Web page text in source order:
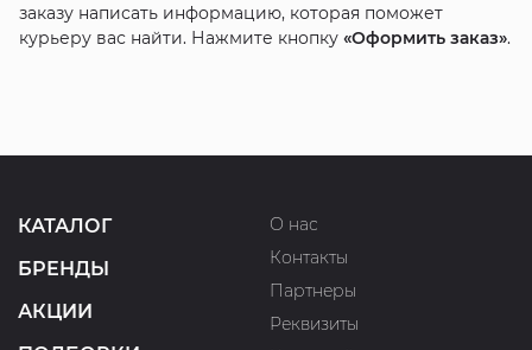
заказу написать информацию, которая поможет
курьеру вас найти. Нажмите кнопку «Оформить заказ».
КАТАЛОГ
БРЕНДЫ
АКЦИИ
О нас
Контакты
Партнеры
Реквизиты